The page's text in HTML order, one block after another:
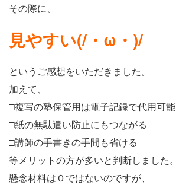
その際に、
見やすい(/・ω・)/
というご感想をいただきました。
加えて、
□複写の塾保管用は電子記録で代用可能
□紙の無駄遣い防止にもつながる
□講師の手書きの手間も省ける
等メリットの方が多いと判断しました。
懸念材料は０ではないのですが、